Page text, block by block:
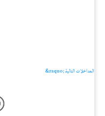
المداخلات التالية ‪&‬r‪aquo;‬